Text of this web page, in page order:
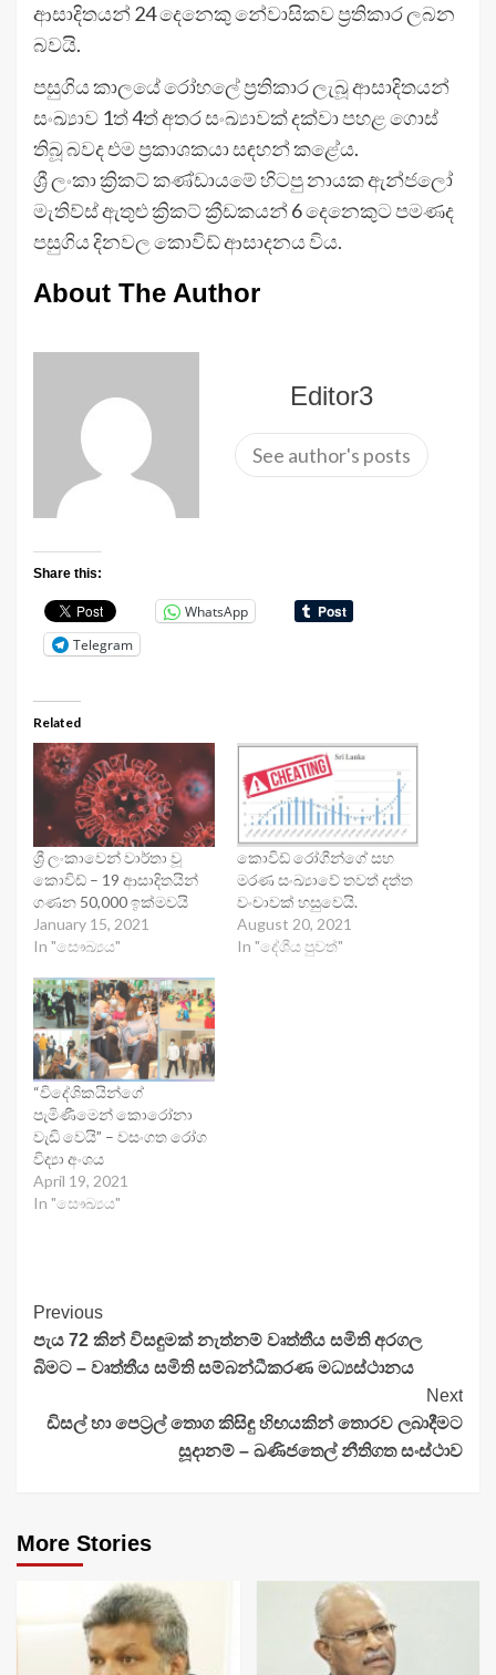
ආසාදිතයන් 24 දෙනෙකු නේවාසිකව ප්‍රතිකාර ලබන
බවයි.
පසුගිය කාලයේ රෝහලේ ප්‍රතිකාර ලැබූ ආසාදිතයන්
සංඛ්‍යාව 1ත් 4ත් අතර සංඛ්‍යාවක් දක්වා පහළ ගොස්
තිබූ බවද එම ප්‍රකාශකයා සඳහන් කළේය.
ශ්‍රී ලංකා ක්‍රිකට් කණ්ඩායමේ හිටපු නායක ඇන්ජලෝ
මැතිව්ස් ඇතුළු ක්‍රිකට් ක්‍රීඩකයන් 6 දෙනෙකුට පමණද
පසුගිය දිනවල කොවිඩ් ආසාදනය විය.
About The Author
Editor3
See author's posts
Share this:
WhatsApp
Telegram
Related
ශ්‍රී ලංකාවෙන් වාර්තා වූ
කොවිඩ් – 19 ආසාදිතයින්
ගණන 50,000 ඉක්මවයි
January 15, 2021
In "සෞඛ්‍යය"
කොවිඩ් රෝගීන්ගේ සහ
මරණ සංඛ්‍යාවේ තවත් දත්ත
වංචාවක් හසුවෙයි.
August 20, 2021
In "දේශීය පුවත්"
“විදේශිකයින්ගේ
පැමිණීමෙන් කොරෝනා
වැඩි වෙයි” – වසංගත රෝග
විද්‍යා අංශය
April 19, 2021
In "සෞඛ්‍යය"
Continue
Reading
Previous
පැය 72 කින් විසඳුමක් නැත්නම් වෘත්තීය සමිති අරගල
බිමට – වෘත්තීය සමිති සම්බන්ධීකරණ මධ්‍යස්ථානය
Next
ඩිසල් හා පෙට්‍රල් තොග කිසිඳු හිඟයකින් තොරව ලබාදීමට
සූදානම් – ඛණිජතෙල් නීතිගත සංස්ථාව
More Stories